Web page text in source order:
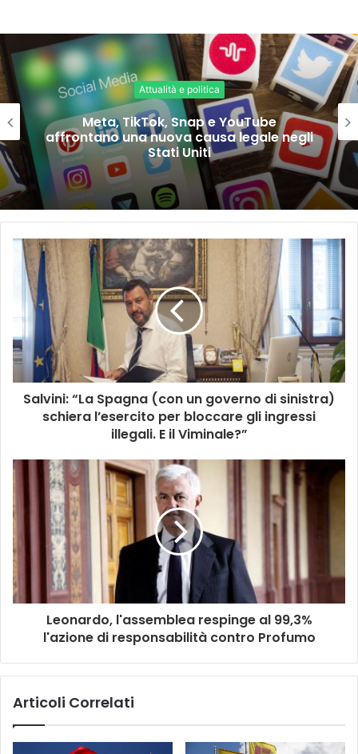
Attualità e politica
Meta, TikTok, Snap e YouTube
affrontano una nuova causa legale negli
Stati Uniti
Salvini: “La Spagna (con un governo di sinistra)
schiera l’esercito per bloccare gli ingressi
illegali. E il Viminale?”
Leonardo, l'assemblea respinge al 99,3%
l'azione di responsabilità contro Profumo
Articoli Correlati